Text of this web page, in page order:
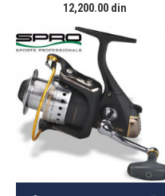
12,200.00 din